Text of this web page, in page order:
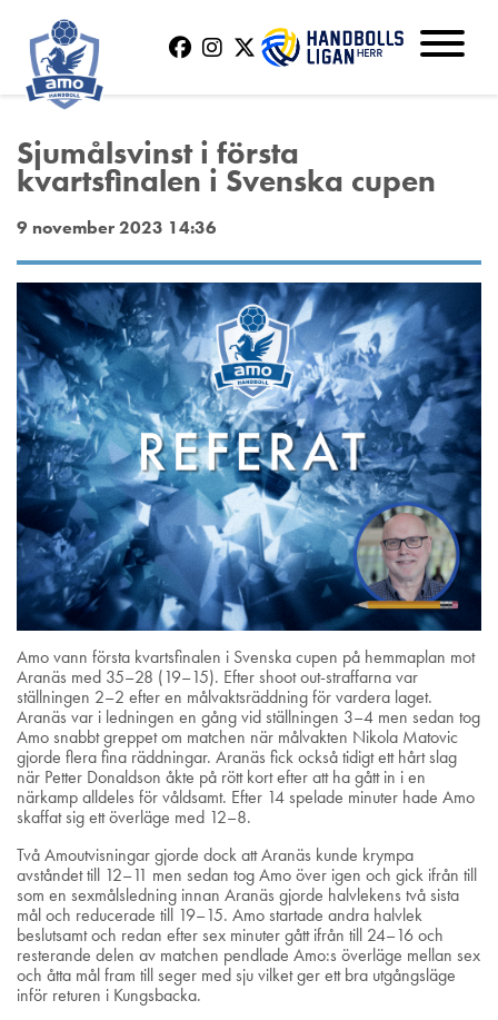
Sjumålsvinst i första
kvartsfinalen i Svenska cupen
9 november 2023 14:36
Amo vann första kvartsfinalen i Svenska cupen på hemmaplan mot
Aranäs med 35–28 (19–15). Efter shoot out-straffarna var
ställningen 2–2 efter en målvaktsräddning för vardera laget.
Aranäs var i ledningen en gång vid ställningen 3–4 men sedan tog
Amo snabbt greppet om matchen när målvakten Nikola Matovic
gjorde flera fina räddningar. Aranäs fick också tidigt ett hårt slag
när Petter Donaldson åkte på rött kort efter att ha gått in i en
närkamp alldeles för våldsamt. Efter 14 spelade minuter hade Amo
skaffat sig ett överläge med 12–8.
Två Amoutvisningar gjorde dock att Aranäs kunde krympa
avståndet till 12–11 men sedan tog Amo över igen och gick ifrån till
som en sexmålsledning innan Aranäs gjorde halvlekens två sista
mål och reducerade till 19–15. Amo startade andra halvlek
beslutsamt och redan efter sex minuter gått ifrån till 24–16 och
resterande delen av matchen pendlade Amo:s överläge mellan sex
och åtta mål fram till seger med sju vilket ger ett bra utgångsläge
inför returen i Kungsbacka.